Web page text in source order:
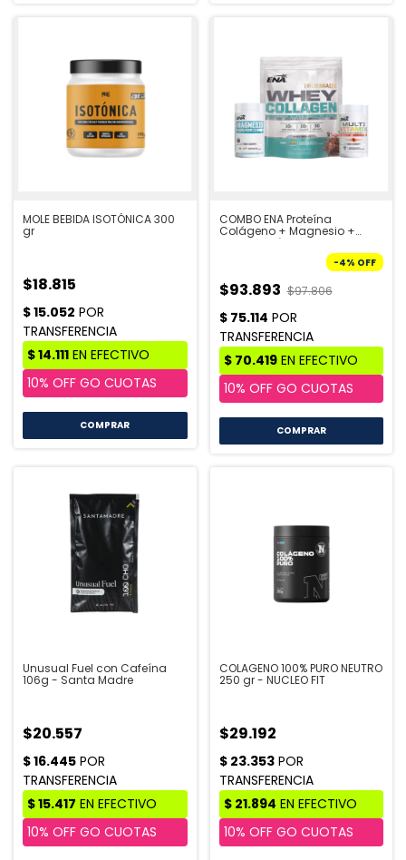
MOLE BEBIDA ISOTÓNICA 300
gr
$18.815
COMBO ENA Proteína
Colágeno + Magnesio +
Multivitamínico
-4% OFF
$93.893 $97.806
COMPRAR
Unusual Fuel con Cafeína
106g - Santa Madre
$20.557
COLAGENO 100% PURO NEUTRO
250 gr - NUCLEO FIT
$29.192